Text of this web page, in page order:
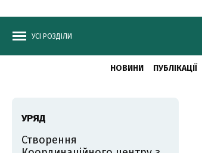
УСІ РОЗДІЛИ
НОВИНИ ПУБЛІКАЦІЇ
УРЯД
Створення